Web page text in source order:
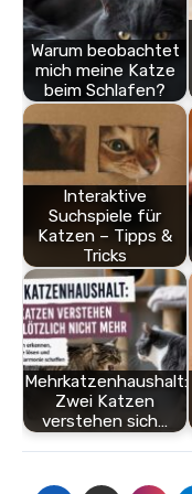
Warum beobachtet
mich meine Katze
beim Schlafen?
Interaktive
Suchspiele für
Katzen – Tipps &
Tricks
Mehrkatzenhaushalt:
Zwei Katzen
verstehen sich…